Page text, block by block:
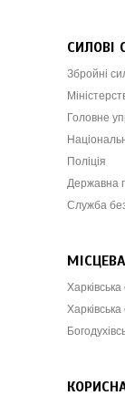
СИЛОВІ
Збройні
Головне
Поліція
Державна
Служба